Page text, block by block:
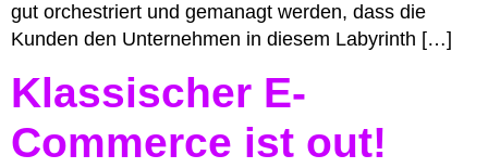
gut orchestriert und gemanagt werden, dass die
Kunden den Unternehmen in diesem Labyrinth […]
Klassischer E-
Commerce ist out!